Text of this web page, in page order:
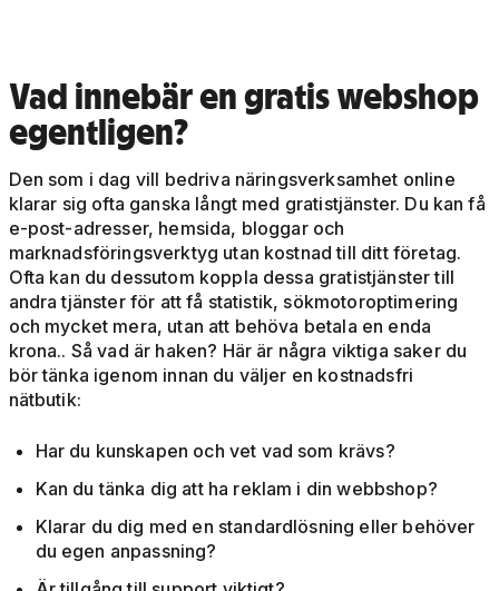
Vad innebär en gratis webshop
egentligen?
Den som i dag vill bedriva näringsverksamhet online
klarar sig ofta ganska långt med gratistjänster. Du kan få
e-post-adresser, hemsida, bloggar och
marknadsföringsverktyg utan kostnad till ditt företag.
Ofta kan du dessutom koppla dessa gratistjänster till
andra tjänster för att få statistik, sökmotoroptimering
och mycket mera, utan att behöva betala en enda
krona.. Så vad är haken? Här är några viktiga saker du
bör tänka igenom innan du väljer en kostnadsfri
nätbutik:
Har du kunskapen och vet vad som krävs?
Kan du tänka dig att ha reklam i din webbshop?
Klarar du dig med en standardlösning eller behöver
du egen anpassning?